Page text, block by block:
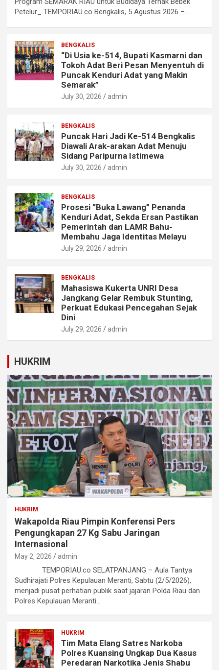
Petelur_ TEMPORIAU.co Bengkalis, 5 Agustus 2026 –…
BENGKALIS
“Di Usia ke-514, Bupati Kasmarni dan
Tokoh Adat Beri Pesan Menyentuh di
Puncak Kenduri Adat yang Makin
Semarak”
July 30, 2026 admin
BENGKALIS
Puncak Hari Jadi Ke-514 Bengkalis
Diawali Arak-arakan Adat Menuju
Sidang Paripurna Istimewa
July 30, 2026 admin
BENGKALIS
Prosesi “Buka Lawang” Penanda
Kenduri Adat, Sekda Ersan Pastikan
Pemerintah dan LAMR Bahu-
Membahu Jaga Identitas Melayu
July 29, 2026 admin
BENGKALIS
Mahasiswa Kukerta UNRI Desa
Jangkang Gelar Rembuk Stunting,
Perkuat Edukasi Pencegahan Sejak
Dini
July 29, 2026 admin
HUKRIM
HUKRIM
Wakapolda Riau Pimpin Konferensi Pers
Pengungkapan 27 Kg Sabu Jaringan
Internasional
May 2, 2026 admin
TEMPORIAU.co SELATPANJANG – Aula Tantya
Sudhirajati Polres Kepulauan Meranti, Sabtu (2/5/2026),
menjadi pusat perhatian publik saat jajaran Polda Riau dan
Polres Kepulauan Meranti…
HUKRIM
Tim Mata Elang Satres Narkoba
Polres Kuansing Ungkap Dua Kasus
Peredaran Narkotika Jenis Shabu